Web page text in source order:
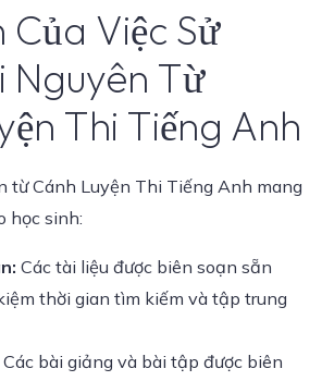
Của Việc Sử
Nguyên Từ
Thi Tiếng Anh
từ Cánh Luyện Thi Tiếng Anh mang
học sinh:
Các tài liệu được biên soạn sẵn
thời gian tìm kiếm và tập trung
Các bài giảng và bài tập được biên